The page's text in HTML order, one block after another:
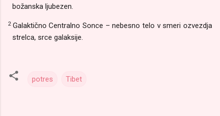
božanska ljubezen.
2 Galaktično Centralno Sonce – nebesno telo v smeri ozvezdja
strelca, srce galaksije.
potres Tibet